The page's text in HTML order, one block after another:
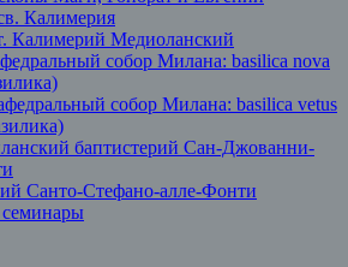
Калимерия
Калимерий Медиоланский
собор Милана: basilica nova
собор Милана: basilica vetus
баптистерий Сан-Джованни-
Санто-Стефано-алле-Фонти